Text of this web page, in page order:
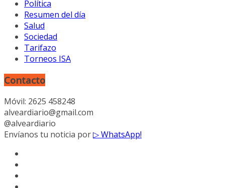
Política
Resumen del día
Salud
Sociedad
Tarifazo
Torneos ISA
Contacto
Móvil: 2625 458248
alveardiario@gmail.com
@alveardiario
Envíanos tu noticia por▷ WhatsApp!